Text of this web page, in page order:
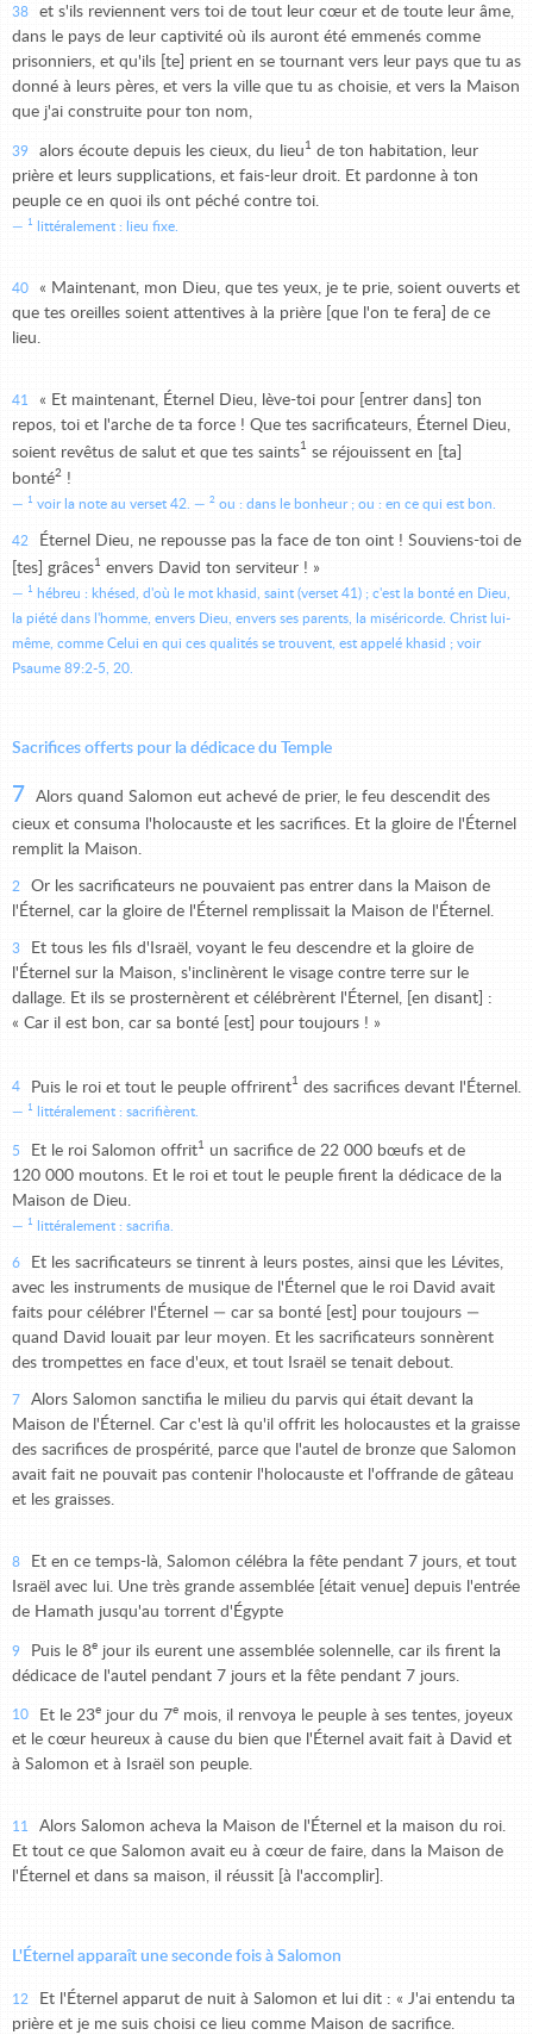
38
et s'ils reviennent vers toi de tout leur cœur et de toute leur âme,
dans le pays de leur captivité où ils auront été emmenés comme
prisonniers, et qu'ils [te] prient en se tournant vers leur pays que tu as
donné à leurs pères, et vers la ville que tu as choisie, et vers la Maison
que j'ai construite pour ton nom,
39 alors écoute depuis les cieux, du lieu 1 de ton habitation, leur
prière et leurs supplications, et fais-leur droit. Et pardonne à ton
peuple ce en quoi ils ont péché contre toi.
1 littéralement : lieu fixe.
40
« Maintenant, mon Dieu, que tes yeux, je te prie, soient ouverts et
que tes oreilles soient attentives à la prière [que l'on te fera] de ce
lieu.
41
« Et maintenant, Éternel Dieu, lève-toi pour [entrer dans] ton
repos, toi et l'arche de ta force ! Que tes sacrificateurs, Éternel Dieu,
soient revêtus de salut et que tes saints1 se réjouissent en [ta]
bonté2 !
1 voir la note au verset 42. 2 ou : dans le bonheur ; ou : en ce qui est bon.
42
Éternel Dieu, ne repousse pas la face de ton oint ! Souviens-toi de
[tes] grâces1 envers David ton serviteur ! »
1
hébreu : khésed, d'où le mot khasid, saint (verset 41) ; c'est la bonté en Dieu,
la piété dans l'homme, envers Dieu, envers ses parents, la miséricorde. Christ lui-
même, comme Celui en qui ces qualités se trouvent, est appelé khasid ; voir
Psaume 89:2-5, 20.
Sacrifices offerts pour la dédicace du Temple
7
Alors quand Salomon eut achevé de prier, le feu descendit des
cieux et consuma l'holocauste et les sacrifices. Et la gloire de l'Éternel
remplit la Maison.
2
Or les sacrificateurs ne pouvaient pas entrer dans la Maison de
l'Éternel, car la gloire de l'Éternel remplissait la Maison de l'Éternel.
3
Et tous les fils d'Israël, voyant le feu descendre et la gloire de
l'Éternel sur la Maison, s'inclinèrent le visage contre terre sur le
dallage. Et ils se prosternèrent et célébrèrent l'Éternel, [en disant] :
« Car il est bon, car sa bonté [est] pour toujours ! »
4 Puis le roi et tout le peuple offrirent1 des sacrifices devant l'Éternel.
1 littéralement : sacrifièrent.
5 Et le roi Salomon offrit1 un sacrifice de 22 000 bœufs et de
120 000 moutons. Et le roi et tout le peuple firent la dédicace de la
Maison de Dieu.
1 littéralement : sacrifia.
6
Et les sacrificateurs se tinrent à leurs postes, ainsi que les Lévites,
avec les instruments de musique de l'Éternel que le roi David avait
faits pour célébrer l'Éternel — car sa bonté [est] pour toujours —
quand David louait par leur moyen. Et les sacrificateurs sonnèrent
des trompettes en face d'eux, et tout Israël se tenait debout.
7
Alors Salomon sanctifia le milieu du parvis qui était devant la
Maison de l'Éternel. Car c'est là qu'il offrit les holocaustes et la graisse
des sacrifices de prospérité, parce que l'autel de bronze que Salomon
avait fait ne pouvait pas contenir l'holocauste et l'offrande de gâteau
et les graisses.
8
Et en ce temps-là, Salomon célébra la fête pendant 7 jours, et tout
Israël avec lui. Une très grande assemblée [était venue] depuis l'entrée
de Hamath jusqu'au torrent d'Égypte
9 Puis le 8e jour ils eurent une assemblée solennelle, car ils firent la
dédicace de l'autel pendant 7 jours et la fête pendant 7 jours.
10 Et le 23e jour du 7e mois, il renvoya le peuple à ses tentes, joyeux
et le cœur heureux à cause du bien que l'Éternel avait fait à David et
à Salomon et à Israël son peuple.
11
Alors Salomon acheva la Maison de l'Éternel et la maison du roi.
Et tout ce que Salomon avait eu à cœur de faire, dans la Maison de
l'Éternel et dans sa maison, il réussit [à l'accomplir].
L'Éternel apparaît une seconde fois à Salomon
12
Et l'Éternel apparut de nuit à Salomon et lui dit : « J'ai entendu ta
prière et je me suis choisi ce lieu comme Maison de sacrifice.